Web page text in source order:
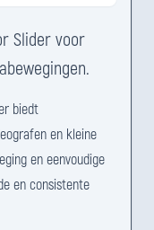
Slider voor
biedt
en kleine
en eenvoudige
en consistente